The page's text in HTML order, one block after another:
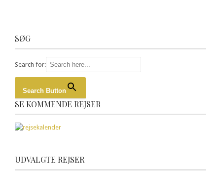
SØG
Search for:
Search Button
SE KOMMENDE REJSER
UDVALGTE REJSER